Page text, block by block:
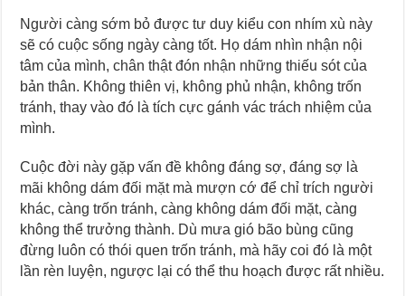
Người càng sớm bỏ được tư duy kiểu con nhím xù này
sẽ có cuộc sống ngày càng tốt. Họ dám nhìn nhận nội
tâm của mình, chân thật đón nhận những thiếu sót của
bản thân. Không thiên vị, không phủ nhận, không trốn
tránh, thay vào đó là tích cực gánh vác trách nhiệm của
mình.
Cuộc đời này gặp vấn đề không đáng sợ, đáng sợ là
mãi không dám đối mặt mà mượn cớ để chỉ trích người
khác, càng trốn tránh, càng không dám đối mặt, càng
không thể trưởng thành. Dù mưa gió bão bùng cũng
đừng luôn có thói quen trốn tránh, mà hãy coi đó là một
lần rèn luyện, ngược lại có thể thu hoạch được rất nhiều.